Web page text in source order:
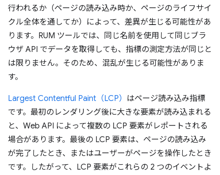
行われるか（ページの読み込み時か、ページのライフサイ
クル全体を通してか）によって、差異が生じる可能性があ
ります。RUM ツールでは、同じ名前を使用して同じブラ
ウザ API でデータを取得しても、指標の測定方法が同じと
は限りません。そのため、混乱が生じる可能性がありま
す。
Largest Contentful Paint（LCP） はページ読み込み指標
です。最初のレンダリング後に大きな要素が読み込まれる
と、Web API によって複数の LCP 要素がレポートされる
場合があります。最後の LCP 要素は、ページの読み込み
が完了したとき、またはユーザーがページを操作したとき
です。したがって、LCP 要素がこれらの 2 つのイベントよ